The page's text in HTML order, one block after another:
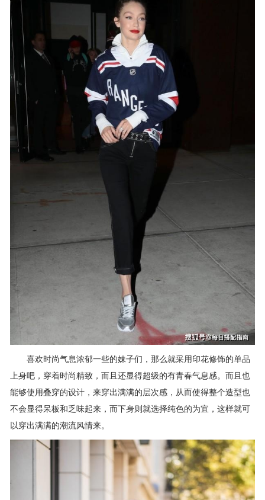
喜欢时尚气息浓郁一些的妹子们，那么就采用印花修饰的单品
上身吧，穿着时尚精致，而且还显得超级的有青春气息感。而且也
能够使用叠穿的设计，来穿出满满的层次感，从而使得整个造型也
不会显得呆板和乏味起来，而下身则就选择纯色的为宜，这样就可
以穿出满满的潮流风情来。